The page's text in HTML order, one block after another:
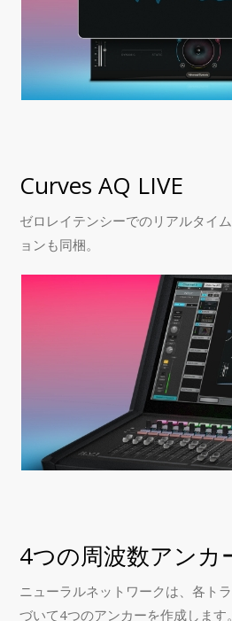
Curves AQ LIVE
ゼロレイテンシーでのリアルタイ
ョンも同梱。
4つの周波数アンカ
ニューラルネットワークは、各ト
づいて4つのアンカーを作成しま